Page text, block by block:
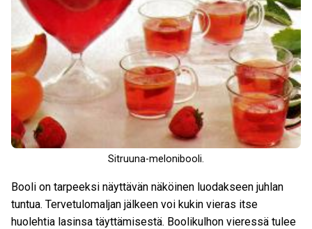
Sitruuna-melonibooli.
Booli on tarpeeksi näyttävän näköinen luodakseen juhlan
tuntua. Tervetulomaljan jälkeen voi kukin vieras itse
huolehtia lasinsa täyttämisestä. Boolikulhon vieressä tulee